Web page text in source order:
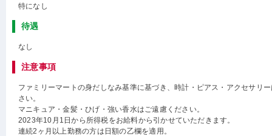
特になし
待遇
なし
注意事項
ファミリーマートの身だしなみ基準に基づき、時計・ピアス・アクセサリ
さい。
マニキュア・金髪・ひげ・強い香水はご遠慮ください。
2023年10月1日から所得税をお給料から引かせていただきます。
連続2ヶ月以上勤務の方は日額の乙欄を適用。